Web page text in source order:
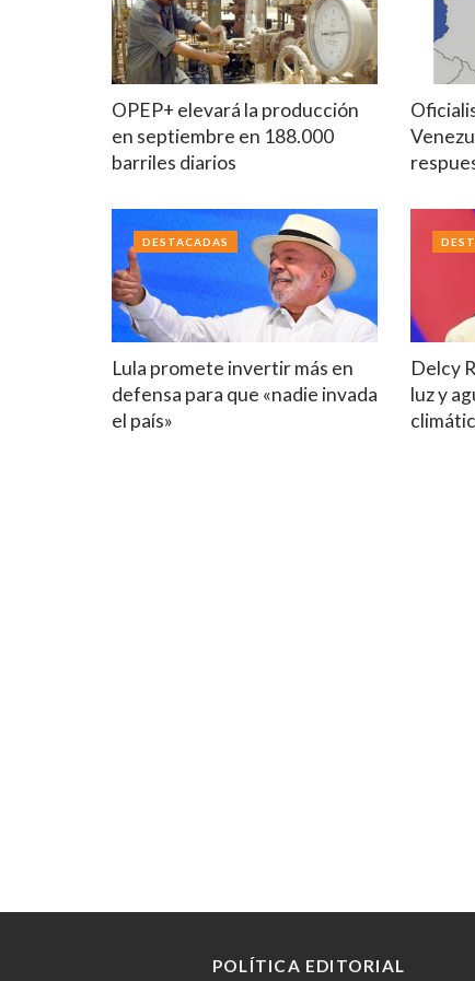
OPEP+ elevará la producción
en septiembre en 188.000
barriles diarios
Lula promete invertir más en
defensa para que «nadie invada
el país»
DESTACADAS
Delcy
luz y
POLÍTICA EDITORIAL